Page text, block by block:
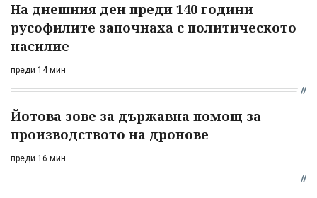
На днешния ден преди 140 години
русофилите започнаха с политическото
насилие
преди 14 мин
Йотова зове за държавна помощ за
производството на дронове
преди 16 мин